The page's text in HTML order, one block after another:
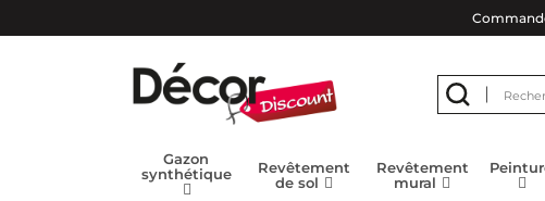
Gazon
synthétique
Revêtement
de sol
Revêtement
mural